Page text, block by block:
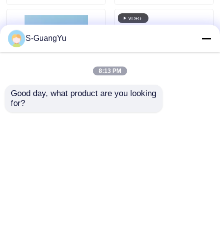
S-GuangYu
8:13 PM
Good day, what product are you looking
for?